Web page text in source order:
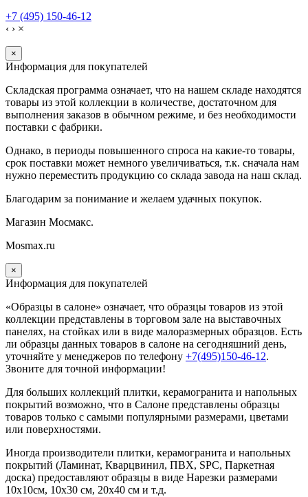
+7 (495) 150-46-12
‹ › ×
×
Информация для покупателей
Складская программа означает, что на нашем складе находятся
товары из этой коллекции в количестве, достаточном для
выполнения заказов в обычном режиме, и без необходимости
поставки с фабрики.
Однако, в периоды повышенного спроса на какие-то товары,
срок поставки может немного увеличиваться, т.к. сначала нам
нужно переместить продукцию со склада завода на наш склад.
Благодарим за понимание и желаем удачных покупок.
Магазин Мосмакс.
Mosmax.ru
×
Информация для покупателей
«Образцы в салоне» означает, что образцы товаров из этой
коллекции представлены в торговом зале на выставочных
панелях, на стойках или в виде малоразмерных образцов. Есть
ли образцы данных товаров в салоне на сегодняшний день,
уточняйте у менеджеров по телефону +7(495)150-46-12.
Звоните для точной информации!
Для больших коллекций плитки, керамогранита и напольных
покрытий возможно, что в Салоне представлены образцы
товаров только с самыми популярными размерами, цветами
или поверхностями.
Иногда производители плитки, керамогранита и напольных
покрытий (Ламинат, Кварцвинил, ПВХ, SPC, Паркетная
доска) предоставляют образцы в виде Нарезки размерами
10х10см, 10х30 см, 20х40 см и т.д.